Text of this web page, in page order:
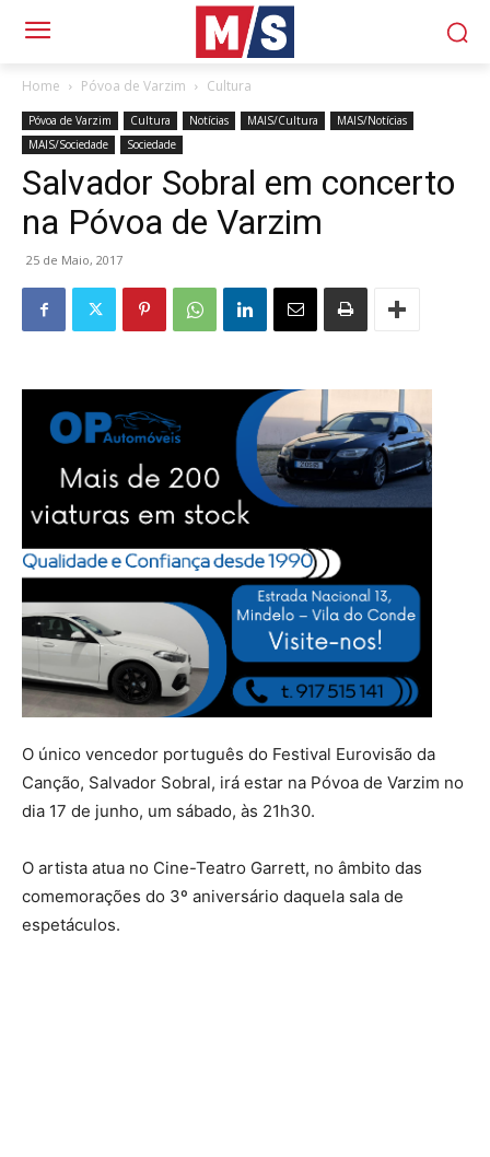
Home Póvoa de Varzim Cultura
Póvoa de Varzim Cultura Notícias MAIS/Cultura
MAIS/Notícias
MAIS/Sociedade
Sociedade
Salvador Sobral em concerto
na Póvoa de Varzim
25 de Maio, 2017
O único vencedor português do Festival Eurovisão da
Canção, Salvador Sobral, irá estar na Póvoa de Varzim no
dia 17 de junho, um sábado, às 21h30.
O artista atua no Cine-Teatro Garrett, no âmbito das
comemorações do 3º aniversário daquela sala de
espetáculos.